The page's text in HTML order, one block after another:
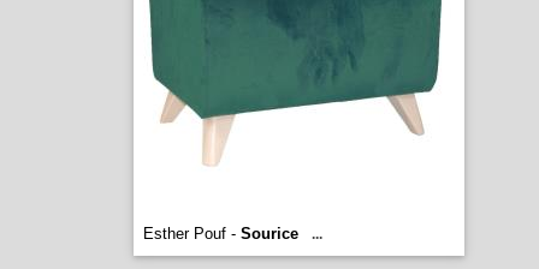
Esther Pouf - Sourice ...